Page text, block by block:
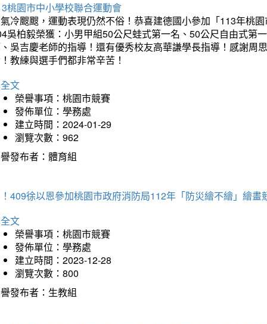
桃園市中小學校聯合運動會
冷颼颼，運動表現仍然不俗！恭喜建德國小參加「113年桃
吳柏毅榮獲：小男甲組50公尺蛙式第一名、50公尺自由式第
吳吉慶老師的指導！還有優秀校友高華謙學長指導！感謝周
教練與選手們都非常辛苦！
文
榮譽事項：桃園市競賽
發佈單位：學務處
建立時間：2024-01-29
瀏覽次數：962
發布者：體育組
409徐以恩參加桃園市政府消防局112年「防災繪不繪」繪畫
文
榮譽事項：桃園市競賽
發佈單位：學務處
建立時間：2023-12-28
瀏覽次數：800
發布者：生教組